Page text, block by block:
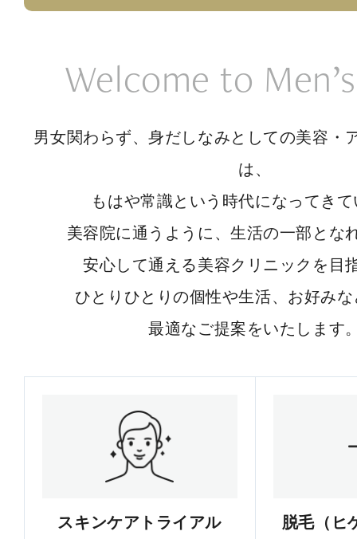
Welcome to
男女関わらず、身だしなみとしての美容・
は、
もはや常識という時代になってき
美容院に通うように、生活の一部とな
安心して通える美容クリニックを目
ひとりひとりの個性や生活、お好み
最適なご提案をいたします
スキンケアトライアル 脱毛（ヒ